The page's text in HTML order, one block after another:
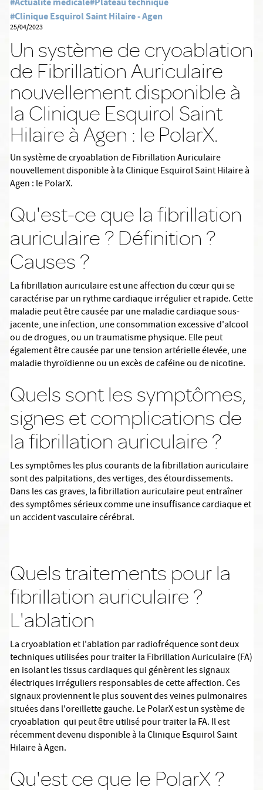
#Clinique Esquirol Saint Hilaire - Agen
25/04/2023
Un système de cryoablation
de Fibrillation Auriculaire
nouvellement disponible à
la Clinique Esquirol Saint
Hilaire à Agen : le PolarX.
Un système de cryoablation de Fibrillation Auriculaire
nouvellement disponible à la Clinique Esquirol Saint Hilaire à
Agen : le PolarX.
Qu'est-ce que la fibrillation
auriculaire ? Définition ?
Causes ?
La fibrillation auriculaire est une affection du cœur qui se
caractérise par un rythme cardiaque irrégulier et rapide. Cette
maladie peut être causée par une maladie cardiaque sous-
jacente, une infection, une consommation excessive d'alcool
ou de drogues, ou un traumatisme physique. Elle peut
également être causée par une tension artérielle élevée, une
maladie thyroïdienne ou un excès de caféine ou de nicotine.
Quels sont les symptômes,
signes et complications de
la fibrillation auriculaire ?
Les symptômes les plus courants de la fibrillation auriculaire
sont des palpitations, des vertiges, des étourdissements.
Dans les cas graves, la fibrillation auriculaire peut entraîner
des symptômes sérieux comme une insuffisance cardiaque et
un accident vasculaire cérébral.
Quels traitements pour la
fibrillation auriculaire ?
L'ablation
La cryoablation et l'ablation par radiofréquence sont deux
techniques utilisées pour traiter la Fibrillation Auriculaire (FA)
en isolant les tissus cardiaques qui génèrent les signaux
électriques irréguliers responsables de cette affection. Ces
signaux proviennent le plus souvent des veines pulmonaires
situées dans l'oreillette gauche. Le PolarX est un système de
cryoablation qui peut être utilisé pour traiter la FA. Il est
récemment devenu disponible à la Clinique Esquirol Saint
Hilaire à Agen.
Qu'est ce que le PolarX ?